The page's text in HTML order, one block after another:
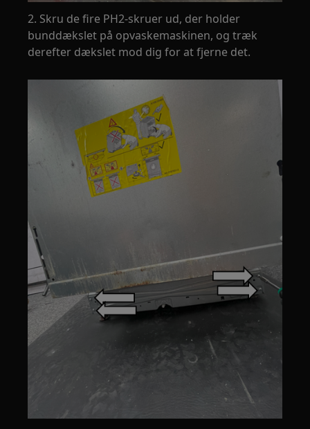
2. Skru de fire PH2-skruer ud, der holder
bunddækslet på opvaskemaskinen, og træk
derefter dækslet mod dig for at fjerne det.